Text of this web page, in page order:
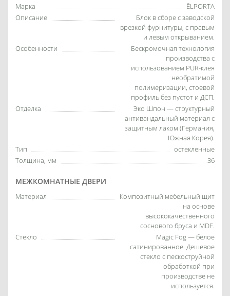
Марка
ĒLPORTA
Описание
Блок в сборе с заводской
врезкой фурнитуры, с правым
и левым открыванием.
Особенности
Бескромочная технология
производства с
использованием PUR-клея
необратимой
полимеризации, стоевой
профиль без пустот и ДСП.
Отделка
Эко Шпон — структурный
антивандальный материал с
защитным лаком (Германия,
Южная Корея).
Тип
остекленные
Толщина, мм
36
МЕЖКОМНАТНЫЕ ДВЕРИ
Материал
Композитный мебельный щит
на основе
высококачественного
соснового бруса и MDF.
Стекло
Magic Fog — белое
сатинированное. Дешевое
стекло с пескоструйной
обработкой при
производстве не
используется.